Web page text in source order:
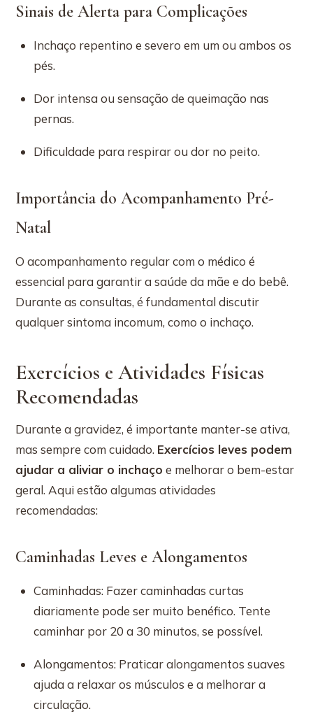
Sinais de Alerta para Complicações
Inchaço repentino e severo em um ou ambos os
pés.
Dor intensa ou sensação de queimação nas
pernas.
Dificuldade para respirar ou dor no peito.
Importância do Acompanhamento Pré-
Natal
O acompanhamento regular com o médico é
essencial para garantir a saúde da mãe e do bebê.
Durante as consultas, é fundamental discutir
qualquer sintoma incomum, como o inchaço.
Exercícios e Atividades Físicas
Recomendadas
Durante a gravidez, é importante manter-se ativa,
mas sempre com cuidado. Exercícios leves podem
ajudar a aliviar o inchaço e melhorar o bem-estar
geral. Aqui estão algumas atividades
recomendadas:
Caminhadas Leves e Alongamentos
Caminhadas: Fazer caminhadas curtas
diariamente pode ser muito benéfico. Tente
caminhar por 20 a 30 minutos, se possível.
Alongamentos: Praticar alongamentos suaves
ajuda a relaxar os músculos e a melhorar a
circulação.